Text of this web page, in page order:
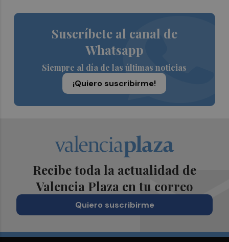
Suscríbete al canal de
Whatsapp
Siempre al día de las últimas noticias
¡Quiero suscribirme!
Recibe toda la actualidad de
Valencia Plaza en tu correo
Quiero suscribirme